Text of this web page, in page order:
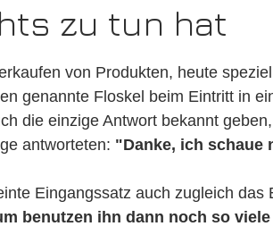
zu tun hat
von Produkten, heute
genannte Floskel beim Eintritt in
die einzige Antwort bekannt
antworteten: "Danke, ich schaue
Eingangssatz auch zugleich das
benutzen ihn dann noch so